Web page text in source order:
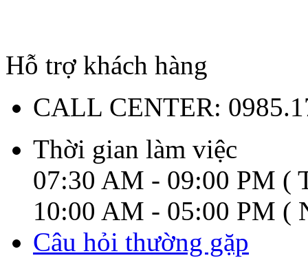
Hỗ trợ khách hàng
CALL CENTER:
Thời gian làm việc
07:30 AM - 09:00 PM (
10:00 AM - 05:00 PM (
Câu hỏi thường gặp